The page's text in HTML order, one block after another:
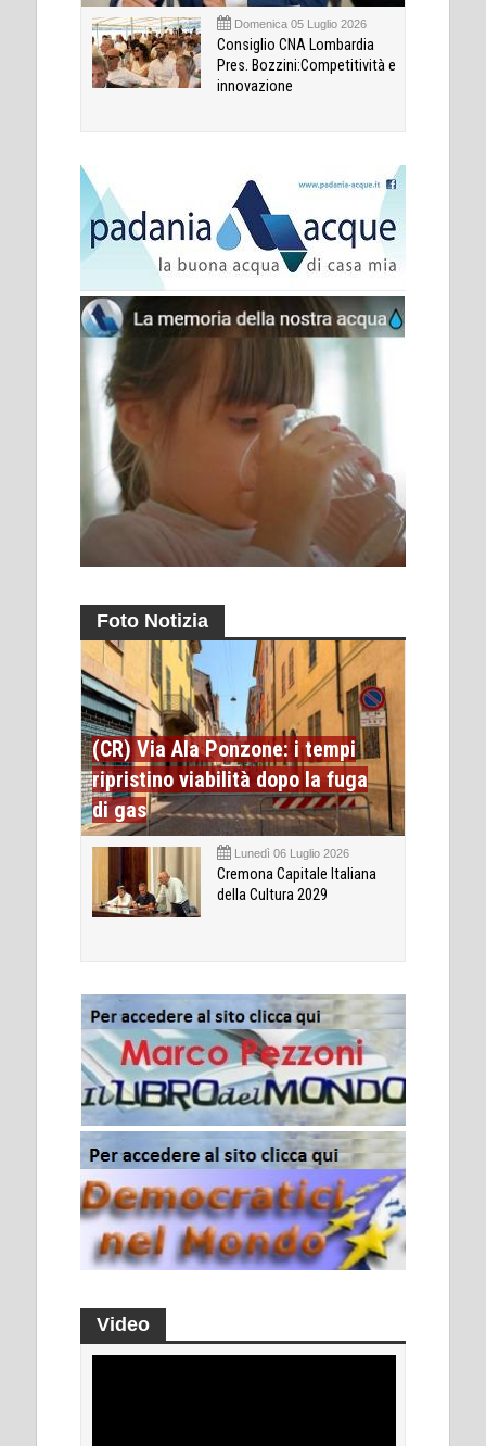
Domenica 05 Luglio 2026
Consiglio CNA Lombardia
Pres. Bozzini:Competitività e
innovazione
Foto Notizia
(CR) Via Ala Ponzone: i tempi
ripristino viabilità dopo la fuga
di gas
Lunedì 06 Luglio 2026
Cremona Capitale Italiana
della Cultura 2029
Video